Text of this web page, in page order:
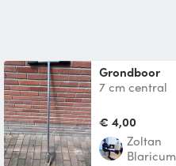
Grondboor
7 cm central
€ 4,00
Zoltan
Blaricum